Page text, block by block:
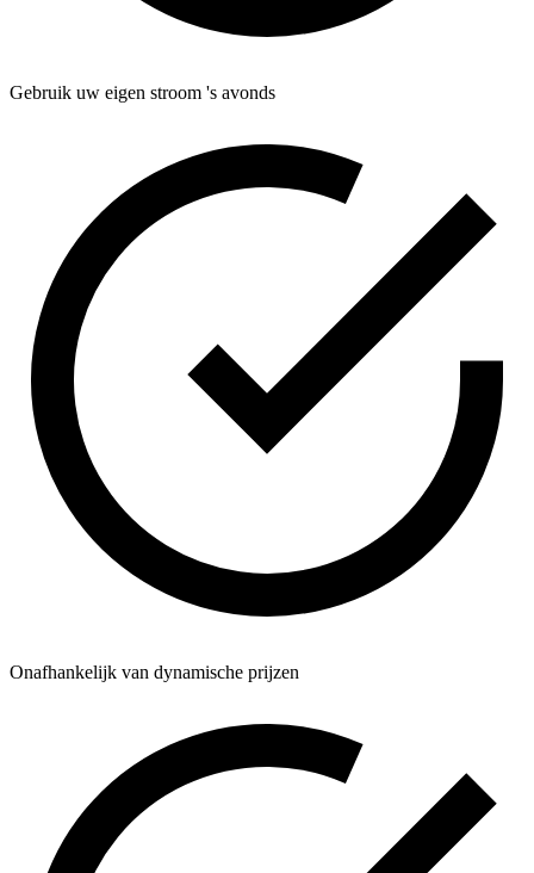
Gebruik uw eigen stroom 's avonds
Onafhankelijk van dynamische prijzen